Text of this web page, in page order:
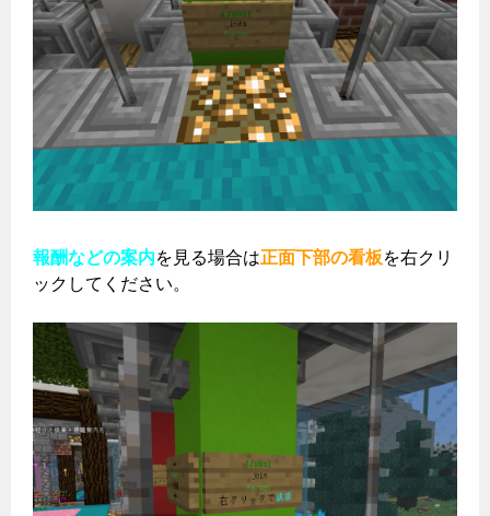
報酬などの案内を見る場合は正面下部の看板を右クリ
ックしてください。